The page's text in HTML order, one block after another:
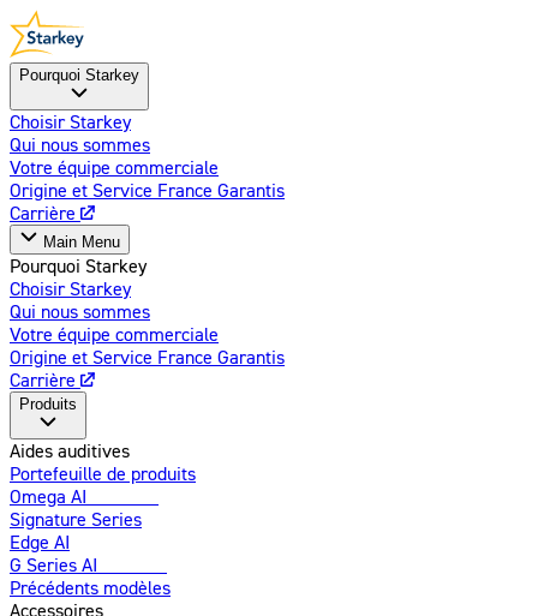
Pourquoi Starkey
Choisir Starkey
Qui nous sommes
Votre équipe commerciale
Origine et Service France Garantis
Carrière
Main Menu
Pourquoi Starkey
Choisir Starkey
Qui nous sommes
Votre équipe commerciale
Origine et Service France Garantis
Carrière
Produits
Aides auditives
Portefeuille de produits
Omega AI
Signature Series
Edge AI
G Series AI
Précédents modèles
Accessoires